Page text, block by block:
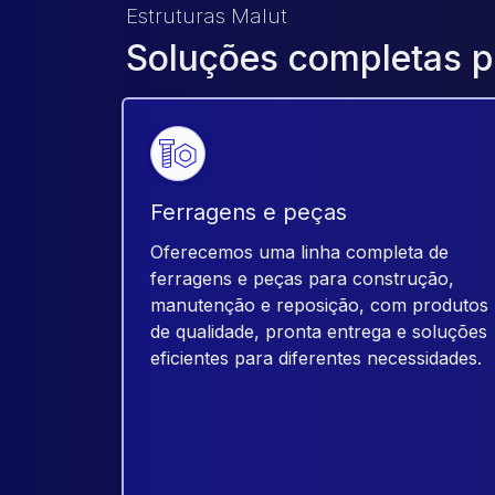
Estruturas Malut
Soluções completas
Ferragens e peças
Oferecemos uma linha completa de
ferragens e peças para construção,
manutenção e reposição, com produtos
de qualidade, pronta entrega e soluções
eficientes para diferentes necessidades.